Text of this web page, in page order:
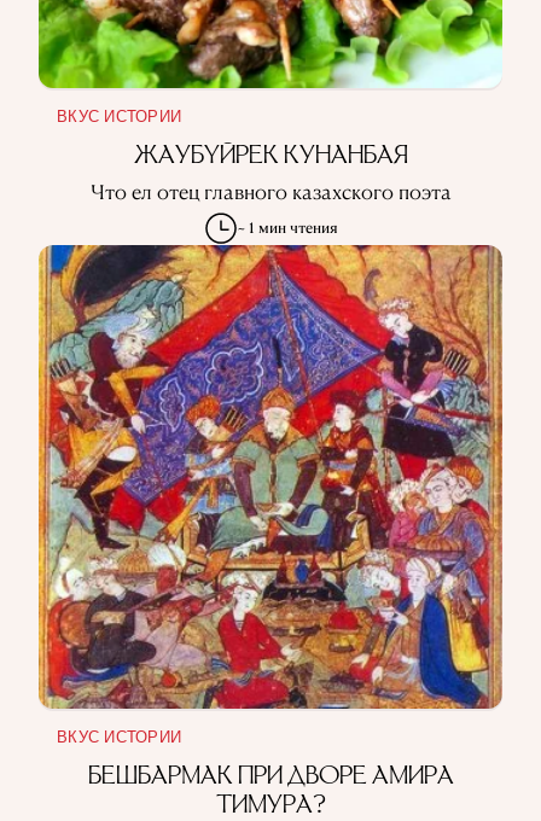
ВКУС ИСТОРИИ
ЖАУБҮЙРЕК КУНАНБАЯ
Что ел отец главного казахского поэта
~ 1 мин чтения
ВКУС ИСТОРИИ
БЕШБАРМАК ПРИ ДВОРЕ АМИРА
ТИМУРА?